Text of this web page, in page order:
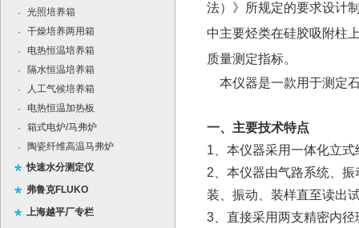
·
光照培养箱
·
干燥培养两用箱
·
电热恒温培养箱
·
隔水恒温培养箱
·
人工气候培养箱
·
电热恒温加热板
·
箱式电炉/马弗炉
·
陶瓷纤维高温马弗炉
快速水分测定仪
弗鲁克FLUKO
上海越平厂专栏
法）》所规定的要求设计
中主要烃类在硅胶吸附柱
质量测定指标。
本仪器是一款用于测定
一、主要技术特点
1、本仪器采用一体化立
2、本仪器由气路系统、
装、振动、装样直至读出
3、直接采用两支精密内